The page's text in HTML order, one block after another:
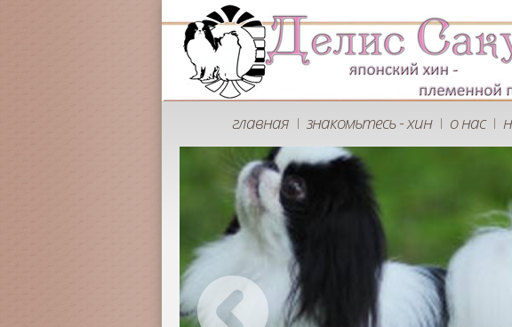
главная | знакомьтесь - хин | о нас |